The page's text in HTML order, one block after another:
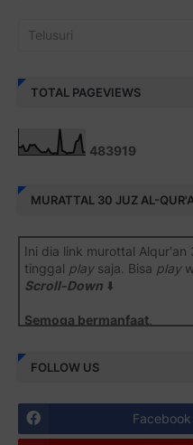
TOTAL PAGEVIEWS
483919
MURATTAL 30 JUZ AL-
Ini dia link murottal
tinggal playsaja. Bisa play
Scroll-Down ⬇️
Semoga bermanfaat
Juz 1 ⇨
Juz 3 ⇨ http://j.mp/2bFSrtF
FOLLOW US
Facebook